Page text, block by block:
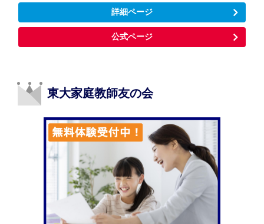
詳細ページ
公式ページ
東大家庭教師友の会